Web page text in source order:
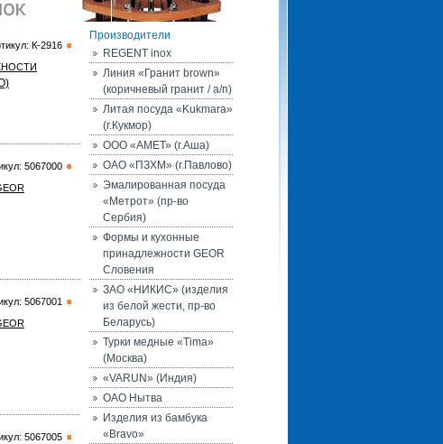
К-2916
5067000
5067001
5067005
Производители
REGENT inox
Линия «Гранит brown»
(коричневый гранит / а/п)
Литая посуда «Kukmara»
(г.Кукмор)
ООО «АМЕТ» (г.Аша)
ОАО «ПЗХМ» (г.Павлово)
Эмалированная посуда
«Метрот» (пр-во
Сербия)
Формы и кухонные
принадлежности GEOR
Словения
ЗАО «НИКИС» (изделия
из белой жести, пр-во
Беларусь)
Турки медные «Tima»
(Москва)
«VARUN» (Индия)
ОАО Нытва
Изделия из бамбука
«Bravo»